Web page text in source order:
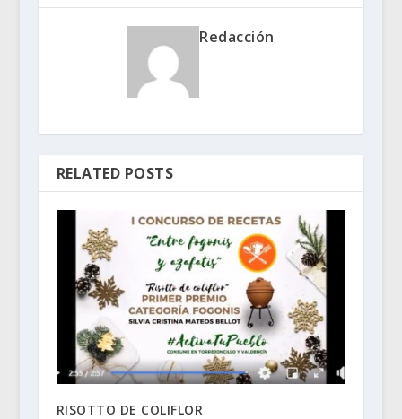
Redacción
RELATED POSTS
RISOTTO DE COLIFLOR